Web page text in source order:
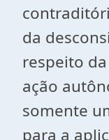
da
respeito
ação
somente
para a